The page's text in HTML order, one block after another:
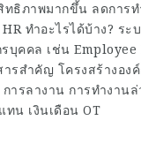
ทธิภาพมากขึ้น ลดการ
ทำอะไรได้บ้าง? ร
บุคคล เช่น
รสำคัญ โครงสร้างอง
ารลางาน การทำงาน
ทน เงินเดือน OT